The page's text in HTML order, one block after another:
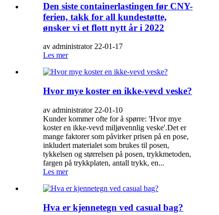
Den siste containerlastingen før CNY-
ferien, takk for all kundestøtte,
ønsker vi et flott nytt år i 2022
av administrator 22-01-17
Les mer
Hvor mye koster en ikke-vevd veske?
av administrator 22-01-10
Kunder kommer ofte for å spørre: 'Hvor mye
koster en ikke-vevd miljøvennlig veske'.Det er
mange faktorer som påvirker prisen på en pose,
inkludert materialet som brukes til posen,
tykkelsen og størrelsen på posen, trykkmetoden,
fargen på trykkplaten, antall trykk, en...
Les mer
Hva er kjennetegn ved casual bag?